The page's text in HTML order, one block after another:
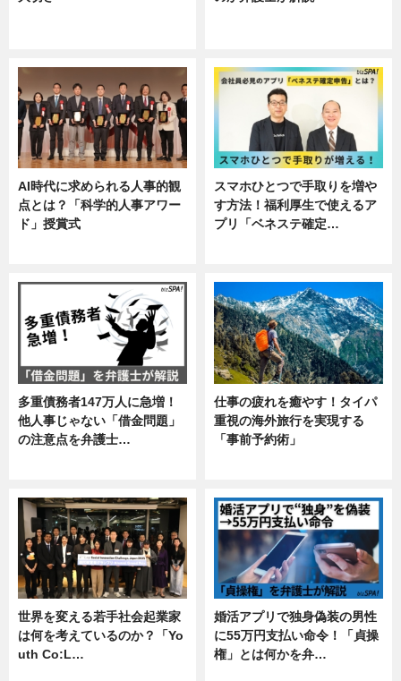
AI時代に求められる人事的観
点とは？「科学的人事アワー
ド」授賞式
スマホひとつで手取りを増や
す方法！福利厚生で使えるア
プリ「ベネステ確定…
多重債務者147万人に急増！
他人事じゃない「借金問題」
の注意点を弁護士…
仕事の疲れを癒やす！タイパ
重視の海外旅行を実現する
「事前予約術」
世界を変える若手社会起業家
は何を考えているのか？「Yo
uth Co:L…
婚活アプリで独身偽装の男性
に55万円支払い命令！「貞操
権」とは何かを弁…